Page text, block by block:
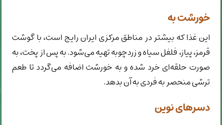
خورشت به
این غذا که بیشتر در مناطق مرکزی ایران رایج است، با گوشت
قرمز، پیاز، فلفل سیاه و زردچوبه تهیه می‌شود. به پس از پخت، به
صورت حلقه‌ای خرد شده و به خورشت اضافه می‌گردد تا طعم
ترشی منحصر به فردی به آن بدهد.
دسرهای نوین